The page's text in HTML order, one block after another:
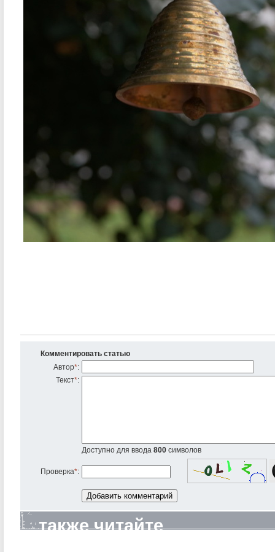
Комментировать статью
Автор*:
Текст*:
Доступно для ввода 800 символов
Проверка*:
также читайте